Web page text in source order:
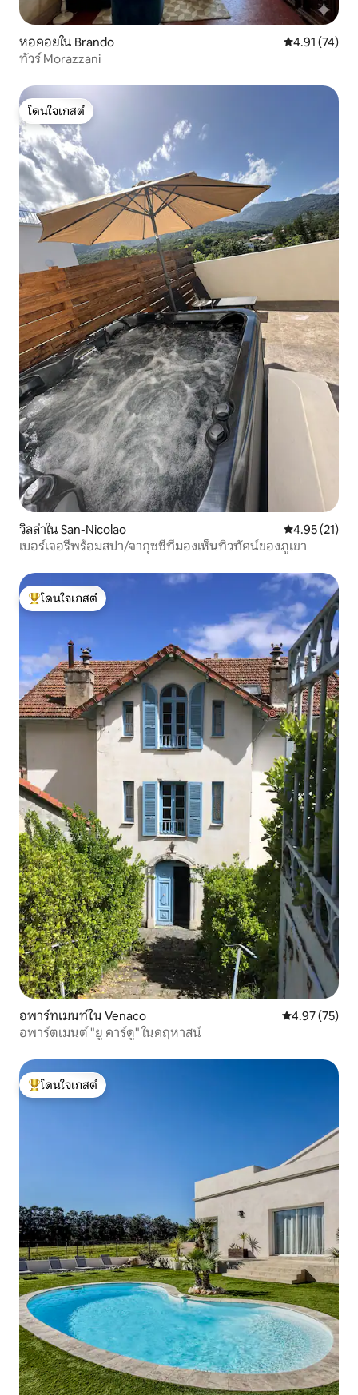
หอคอยใน Brando คะแนนเฉลี่ย
4.91 (74)
ทัวร์ Morazzani
โดนใจเกสต์
โดนใจเกสต์
วิลล่าใน San-Nicolao คะแนนเฉลี่ย
4.95 (21)
เบอร์เจอรีพร้อมสปา/จากุซซี่ที่มองเห็นทิวทัศน์ของภูเขา
โดนใจเกสต์ที่สุด
โดนใจเกสต์
อพาร์ทเมนท์ใน Venaco คะแนนเฉลี่ย
4.97 (75)
อพาร์ตเมนต์ "ยู คาร์ดู" ในคฤหาสน์
โดนใจเกสต์ที่สุด
โดนใจเกสต์